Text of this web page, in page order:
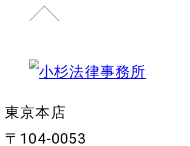
東京本店
〒104-0053